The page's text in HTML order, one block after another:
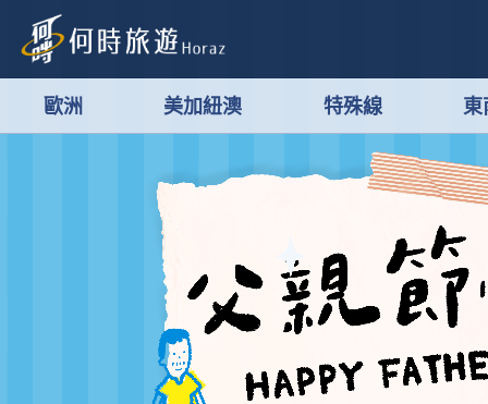
歐洲 美加紐澳 特殊線 東